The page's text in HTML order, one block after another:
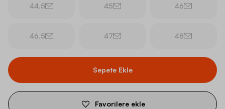
44.5 45 46
46.5 47 48
Sepete Ekle
Favorilere ekle